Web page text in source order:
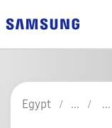
Egypt